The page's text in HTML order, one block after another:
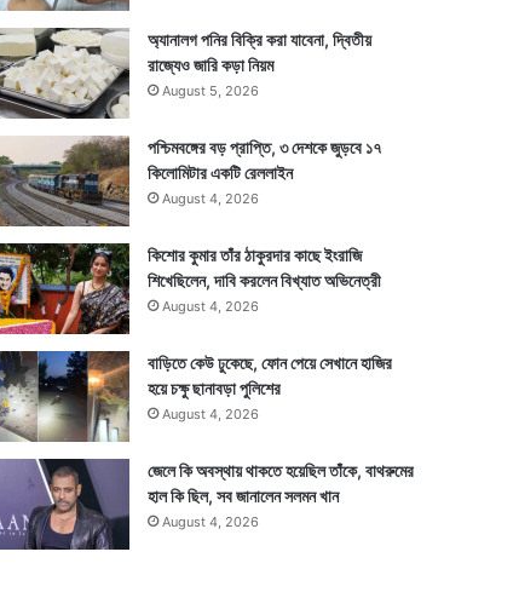
অ্যানালগ পনির বিক্রি করা যাবেনা, দ্বিতীয়
রাজ্যেও জারি কড়া নিয়ম
August 5, 2026
পশ্চিমবঙ্গের বড় প্রাপ্তি, ৩ দেশকে জুড়বে ১৭
কিলোমিটার একটি রেললাইন
August 4, 2026
কিশোর কুমার তাঁর ঠাকুরদার কাছে ইংরাজি
শিখেছিলেন, দাবি করলেন বিখ্যাত অভিনেত্রী
August 4, 2026
বাড়িতে কেউ ঢুকেছে, ফোন পেয়ে সেখানে হাজির
হয়ে চক্ষু ছানাবড়া পুলিশের
August 4, 2026
জেলে কি অবস্থায় থাকতে হয়েছিল তাঁকে, বাথরুমের
হাল কি ছিল, সব জানালেন সলমন খান
August 4, 2026